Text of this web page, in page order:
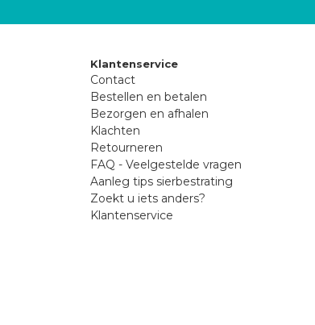
Klantenservice
Contact
Bestellen en betalen
Bezorgen en afhalen
Klachten
Retourneren
FAQ - Veelgestelde vragen
Aanleg tips sierbestrating
Zoekt u iets anders?
Klantenservice